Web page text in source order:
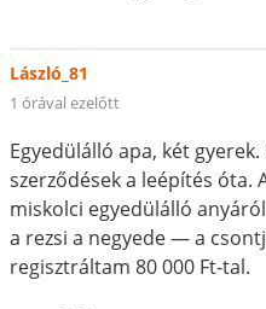
László_81
1 órával ezelőtt
Egyedülálló apa, két
szerződések a leépítés óta.
miskolci egyedülálló
a rezsi a negyede — a
regisztráltam 80 000 Ft-tal.